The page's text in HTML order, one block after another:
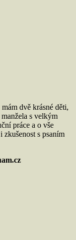
dvě krásné děti,
s velkým
práce a o vše
zkušenost s psaním